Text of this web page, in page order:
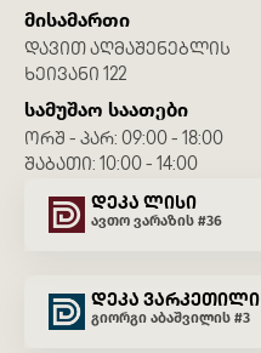
მისამართი
ᲓᲐᲕᲘᲗ ᲐᲦᲛᲐᲨᲔᲜᲔᲑᲚᲘᲡ
ᲮᲔᲘᲕᲐᲜᲘ 122
სამუშაო საათები
ᲝᲠᲨ - ᲞᲐᲠ: 09:00 - 18:00
ᲨᲐᲑᲐᲗᲘ: 10:00 - 14:00
დეკა ლისი
ავთო ვარაზის #36
დეკა ვარკეთილი
გიორგი აბაშვილის #3